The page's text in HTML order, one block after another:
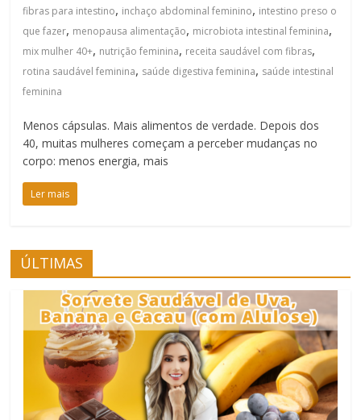
fibras para intestino, inchaço abdominal feminino, intestino preso o
que fazer, menopausa alimentação, microbiota intestinal feminina,
mix mulher 40+, nutrição feminina, receita saudável com fibras,
rotina saudável feminina, saúde digestiva feminina, saúde intestinal
feminina
Menos cápsulas. Mais alimentos de verdade. Depois dos
40, muitas mulheres começam a perceber mudanças no
corpo: menos energia, mais
Ler mais
ÚLTIMAS